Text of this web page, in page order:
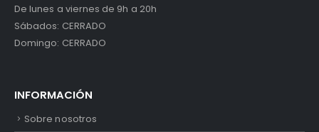
De lunes a viernes de 9h a 20h
Sábados: CERRADO
Domingo: CERRADO
INFORMACIÓN
Sobre nosotros